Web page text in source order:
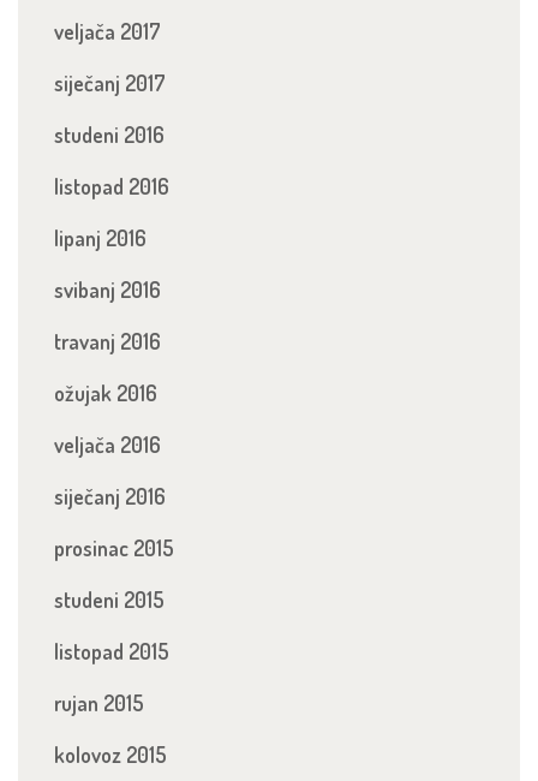
veljača 2017
siječanj 2017
studeni 2016
listopad 2016
lipanj 2016
svibanj 2016
travanj 2016
ožujak 2016
veljača 2016
siječanj 2016
prosinac 2015
studeni 2015
listopad 2015
rujan 2015
kolovoz 2015